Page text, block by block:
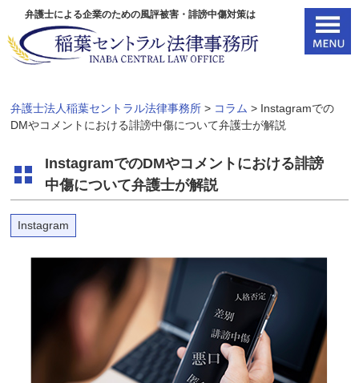
弁護士による企業のための風評被害・誹謗中傷対策は
弁護士法人稲葉セントラル法律事務所 > コラム > Instagramでの
DMやコメントにおける誹謗中傷について弁護士が解説
InstagramでのDMやコメントにおける誹謗
中傷について弁護士が解説
Instagram